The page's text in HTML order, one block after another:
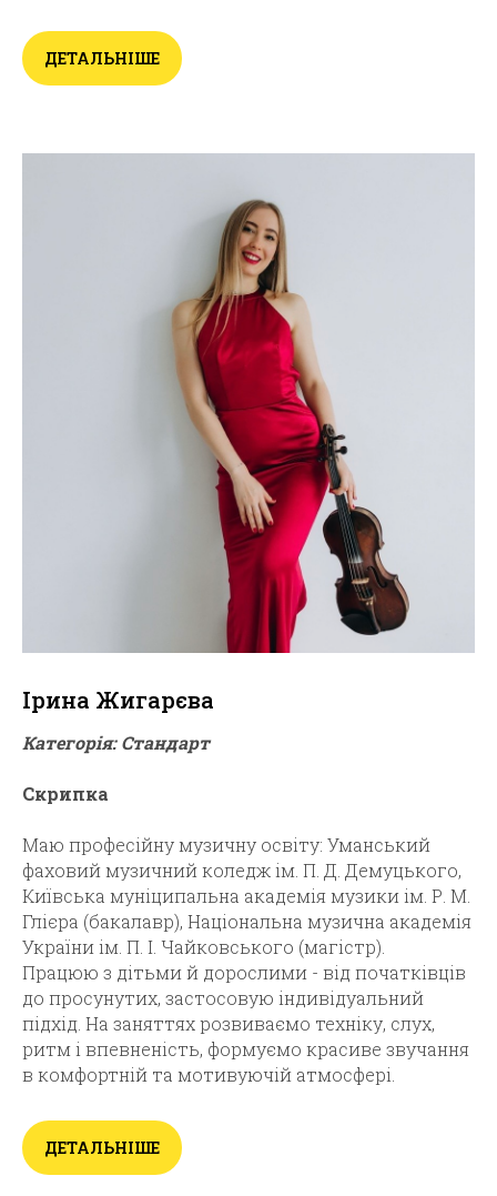
ДЕТАЛЬНІШЕ
Ірина Жигарєва
Категорія: Стандарт
Скрипка
Маю професійну музичну освіту: Уманський
фаховий музичний коледж ім. П. Д. Демуцького,
Київська муніципальна академія музики ім. Р. М.
Глієра (бакалавр), Національна музична академія
України ім. П. І. Чайковського (магістр).
Працюю з дітьми й дорослими - від початківців
до просунутих, застосовую індивідуальний
підхід. На заняттях розвиваємо техніку, слух,
ритм і впевненість, формуємо красиве звучання
в комфортній та мотивуючій атмосфері.
ДЕТАЛЬНІШЕ